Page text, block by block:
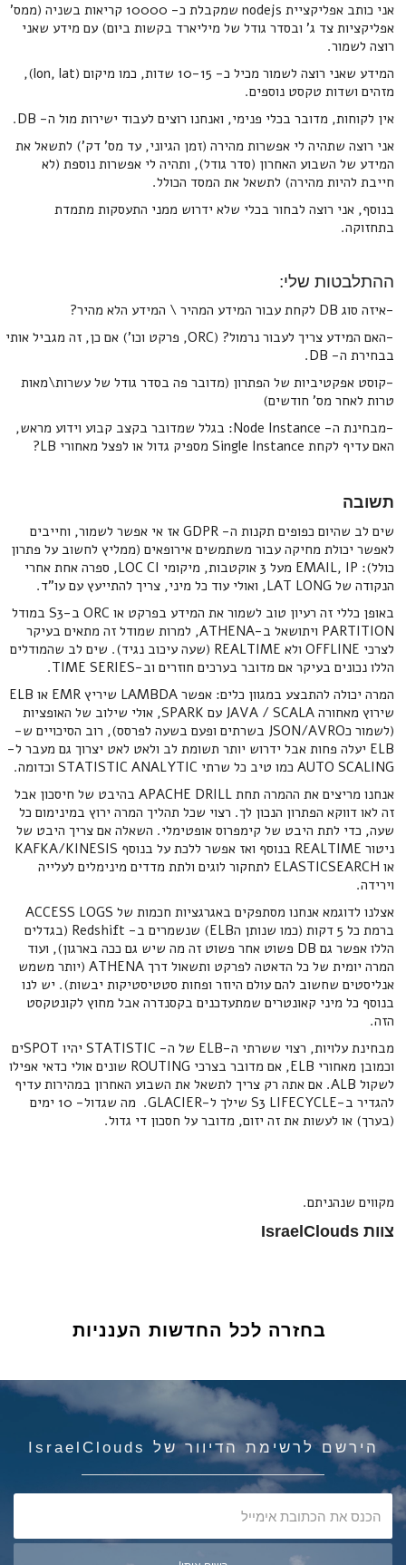
אני כותב אפליקציית nodejs שמקבלת כ- 10000 קריאות בשניה (ממס'
אפליקציות צד ג' ובסדר גודל של מיליארד בקשות ביום) עם מידע שאני
רוצה לשמור.
המידע שאני רוצה לשמור מכיל כ- 10-15 שדות, כמו מיקום (lon, lat),
מזהים ושדות טקסט נוספים.
אין לקוחות, מדובר בכלי פנימי, ואנחנו רוצים לעבוד ישירות מול ה- DB.
אני רוצה שתהיה לי אפשרות מהירה (זמן הגיוני, עד מס' דק') לתשאל את
המידע של השבוע האחרון (סדר גודל), ותהיה לי אפשרות נוספת (לא
חייבת להיות מהירה) לתשאל את המסד הכולל.
בנוסף, אני רוצה לבחור בכלי שלא ידרוש ממני התעסקות מתמדת
בתחזוקה.
ההתלבטות שלי:
-איזה סוג DB לקחת עבור המידע המהיר \ המידע הלא מהיר?
-האם המידע צריך לעבור נרמול? (ORC, פרקט וכו') אם כן, זה מגביל אותי
בבחירת ה- DB.
-קוסט אפקטיביות של הפתרון (מדובר פה בסדר גודל של עשרות\מאות
טרות לאחר מס' חודשים)
-מבחינת ה- Node Instance: בגלל שמדובר בקצב קבוע וידוע מראש,
האם עדיף לקחת Single Instance מספיק גדול או לפצל מאחורי LB?
תשובה
שים לב שהיום כפופים תקנות ה- GDPR אז אי אפשר לשמור, וחייבים
לאפשר יכולת מחיקה עבור משתמשים אירופאים (ממליץ לחשוב על פתרון
כולל): EMAIL, IP מעל 3 אוקטבות, מיקומי LOC CI, ספרה אחת אחרי
הנקודה של LAT LONG, ואולי עוד כל מיני, צריך להתייעץ עם עו"ד.
באופן כללי זה רעיון טוב לשמור את המידע בפרקט או ORC ב-S3 במודל
PARTITION ויתושאל ב-ATHENA, למרות שמודל זה מתאים בעיקר
לצרכי OFFLINE ולא REALTIME (שעה עיכוב נגיד). שים לב שהמודלים
הללו נכונים בעיקר אם מדובר בערכים חוזרים וב-TIME SERIES.
המרה יכולה להתבצע במגוון כלים: אפשר LAMBDA שיריץ EMR או ELB
שירוץ מאחורה JAVA / SCALA עם SPARK, אולי שילוב של האופציות
(לשמור כJSON/AVRO בשרתים ופעם בשעה לפרסס), רוב הסיכויים ש-
ELB יעלה פחות אבל ידרוש יותר תשומת לב ולאט לאט יצרוך גם מעבר ל-
AUTO SCALING כמו טיב כל שרתי STATISTIC ANALYTIC וכדומה.
אנחנו מריצים את ההמרה תחת APACHE DRILL בהיבט של חיסכון אבל
זה לאו דווקא הפתרון הנכון לך. רצוי שכל תהליך המרה ירוץ במינימום כל
שעה, כדי לתת היבט של קימפרוס אופטימלי. השאלה אם צריך היבט של
ניטור REALTIME בנוסף ואז אפשר ללכת על בנוסף KAFKA/KINESIS
או ELASTICSEARCH לתחקור לוגים ולתת מדדים מינימלים לעלייה
וירידה.
אצלנו לדוגמא אנחנו מסתפקים באגרגציות חכמות של ACCESS LOGS
ברמת כל 5 דקות (כמו שנותן הELB) שנשמרים ב- Redshift (בגדלים
הללו אפשר גם DB פשוט אחר פשוט זה מה שיש גם ככה בארגון), ועוד
המרה יומית של כל הדאטה לפרקט ותשאול דרך ATHENA (יותר משמש
אנליסטים שחשוב להם עולם היוזר ופחות סטטיסטיקות יבשות). יש לנו
בנוסף כל מיני קאונטרים שמתעדכנים בקסנדרה אבל מחוץ לקונטקסט
הזה.
מבחינת עלויות, רצוי ששרתי ה-ELB של ה- STATISTIC יהיו SPOTים
וכמובן מאחורי ELB, אם מדובר בצרכי ROUTING שונים אולי כדאי אפילו
לשקול ALB. אם אתה רק צריך לתשאל את השבוע האחרון במהירות עדיף
להגדיר ב-S3 LIFECYCLE שילך ל-GLACIER. מה שגדול- 10 ימים
(בערך) או לעשות את זה יזום, מדובר על חסכון די גדול.
מקווים שנהניתם.
צוות IsraelClouds
בחזרה לכל החדשות הענניות
הירשם לרשימת הדיוור של IsraelClouds